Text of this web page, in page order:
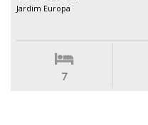
Jardim Europa
7